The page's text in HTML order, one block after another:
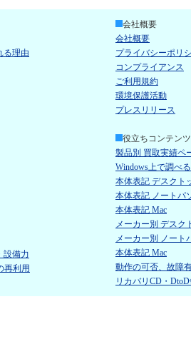
る理由
設備力
再利用
会社概要
会社概要
プライバシーポリ
コンプライアンス
ご利用規約
環境保護活動
プレスリリース
役立ちコンテンツ
製品別 買取実績ペ
Windows上で調べ
本体表記 デスクト
本体表記 ノートパ
本体表記 Mac
メーカー別 デスク
メーカー別 ノート
本体表記 Mac
動作の可否、故障
リカバリCD・